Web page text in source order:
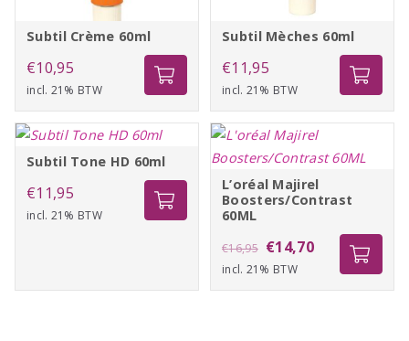
Subtil Crème 60ml
€10,95
incl. 21% BTW
Subtil Mèches 60ml
€11,95
incl. 21% BTW
Subtil Tone HD 60ml
€11,95
incl. 21% BTW
L’oréal Majirel
Boosters/Contrast
60ML
€16,95 Oorspronkelijke
prijs
was:
€14,70Huidige
prijs
is:
incl. 21% BTW